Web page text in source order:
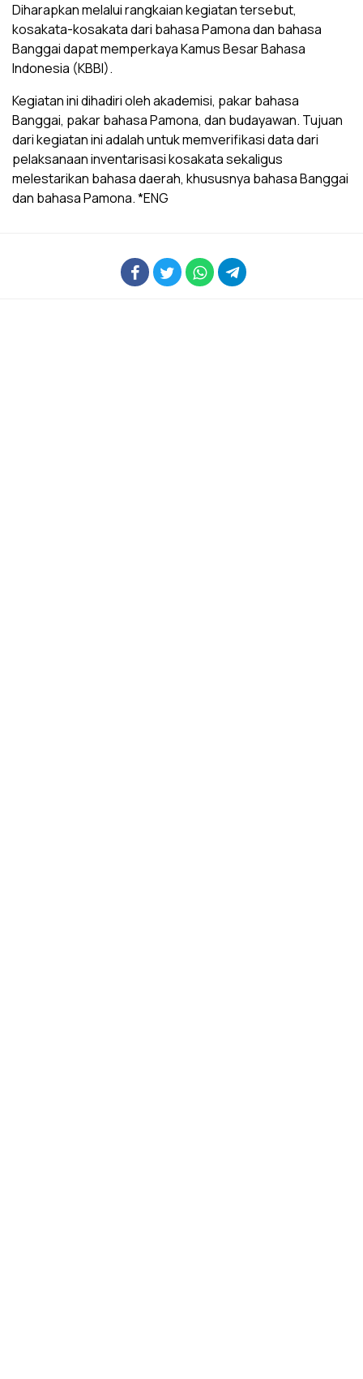
Diharapkan melalui rangkaian kegiatan tersebut,
kosakata-kosakata dari bahasa Pamona dan bahasa
Banggai dapat memperkaya Kamus Besar Bahasa
Indonesia (KBBI).
Kegiatan ini dihadiri oleh akademisi, pakar bahasa
Banggai, pakar bahasa Pamona, dan budayawan. Tujuan
dari kegiatan ini adalah untuk memverifikasi data dari
pelaksanaan inventarisasi kosakata sekaligus
melestarikan bahasa daerah, khususnya bahasa Banggai
dan bahasa Pamona. *ENG